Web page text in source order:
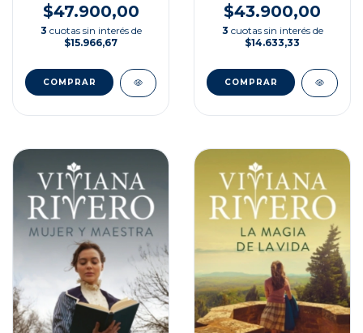
$47.900,00
3 cuotas sin interés de
$15.966,67
$43.900,00
3 cuotas sin interés de
$14.633,33